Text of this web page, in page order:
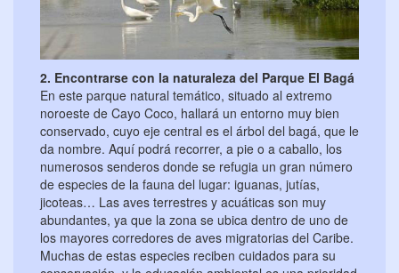
2. Encontrarse con la naturaleza del Parque El Bagá
En este parque natural temático, situado al extremo
noroeste de Cayo Coco, hallará un entorno muy bien
conservado, cuyo eje central es el árbol del bagá, que le
da nombre. Aquí podrá recorrer, a pie o a caballo, los
numerosos senderos donde se refugia un gran número
de especies de la fauna del lugar: iguanas, jutías,
jicoteas… Las aves terrestres y acuáticas son muy
abundantes, ya que la zona se ubica dentro de uno de
los mayores corredores de aves migratorias del Caribe.
Muchas de estas especies reciben cuidados para su